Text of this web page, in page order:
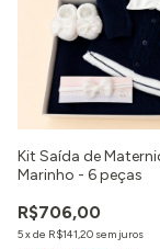
Kit Saída de
Marinho - 6 peças
R$706,00
5xde R$141,20 sem juros